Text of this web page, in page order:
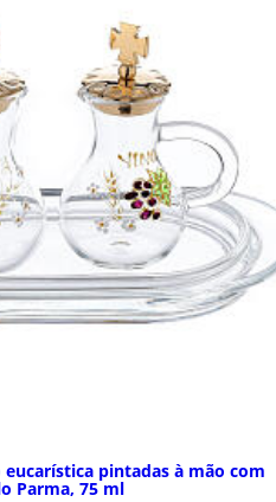
eucarística pintadas à mão com
Parma, 75 ml